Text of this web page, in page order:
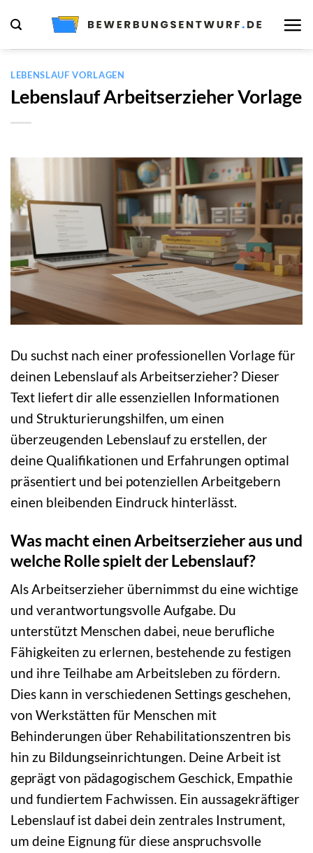
Inhalt
springen
LEBENSLAUF VORLAGEN
Lebenslauf Arbeitserzieher Vorlage
Du suchst nach einer professionellen Vorlage für
deinen Lebenslauf als Arbeitserzieher? Dieser
Text liefert dir alle essenziellen Informationen
und Strukturierungshilfen, um einen
überzeugenden Lebenslauf zu erstellen, der
deine Qualifikationen und Erfahrungen optimal
präsentiert und bei potenziellen Arbeitgebern
einen bleibenden Eindruck hinterlässt.
Was macht einen Arbeitserzieher aus und
welche Rolle spielt der Lebenslauf?
Als Arbeitserzieher übernimmst du eine wichtige
und verantwortungsvolle Aufgabe. Du
unterstützt Menschen dabei, neue berufliche
Fähigkeiten zu erlernen, bestehende zu festigen
und ihre Teilhabe am Arbeitsleben zu fördern.
Dies kann in verschiedenen Settings geschehen,
von Werkstätten für Menschen mit
Behinderungen über Rehabilitationszentren bis
hin zu Bildungseinrichtungen. Deine Arbeit ist
geprägt von pädagogischem Geschick, Empathie
und fundiertem Fachwissen. Ein aussagekräftiger
Lebenslauf ist dabei dein zentrales Instrument,
um deine Eignung für diese anspruchsvolle